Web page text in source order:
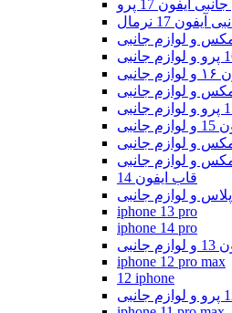
آیفون 17 پرو
17 نرمال
قاب ایفون 14
iphone 13 pro
iphone 14 pro
iphone 12 pro max
12 iphone